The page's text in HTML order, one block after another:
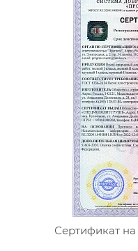
Сертификат